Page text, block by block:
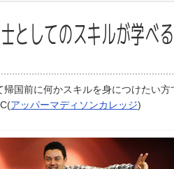
としてのスキルが学
国前に何かスキルを身につけたい
アッパーマディソンカレッジ)